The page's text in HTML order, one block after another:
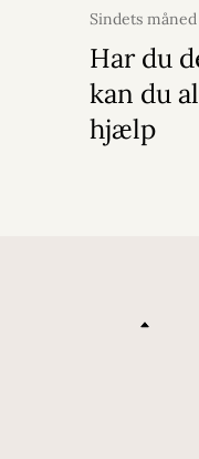
Sindets måned
2026
Har du
kan du
hjælp